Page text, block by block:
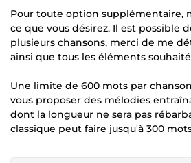
Pour toute option supplémentaire,
ce que vous désirez. Il est possible
plusieurs chansons, merci de me
ainsi que tous les éléments
Une limite de 600 mots par
vous proposer des mélodies
dont la longueur ne sera pas
classique peut faire jusqu'à 300